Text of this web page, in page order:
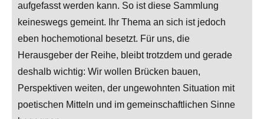
aufgefasst werden kann. So ist diese Sammlung
keineswegs gemeint. Ihr Thema an sich ist jedoch
eben hochemotional besetzt. Für uns, die
Herausgeber der Reihe, bleibt trotzdem und gerade
deshalb wichtig: Wir wollen Brücken bauen,
Perspektiven weiten, der ungewohnten Situation mit
poetischen Mitteln und im gemeinschaftlichen Sinne